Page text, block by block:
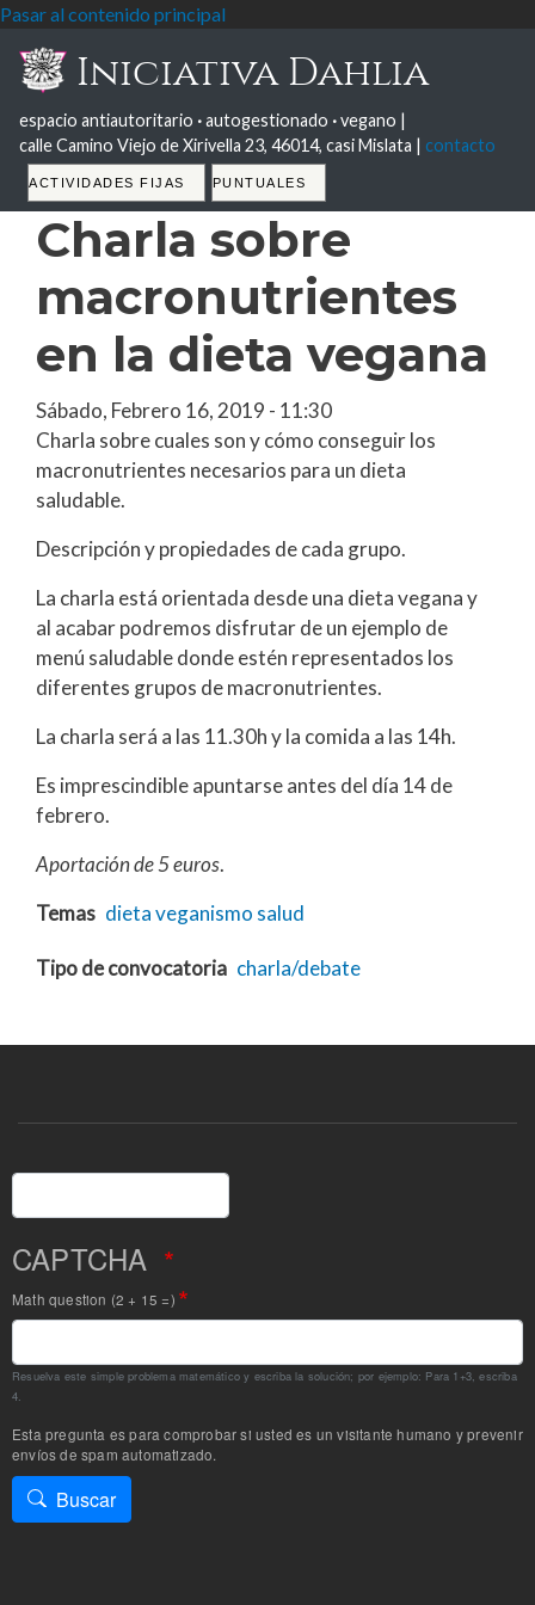
Pasar al contenido principal
Iniciativa Dahlia
espacio antiautoritario ·autogestionado ·vegano |
calle Camino Viejo de Xirivella 23, 46014, casi Mislata | contacto
Tabs
ACTIVIDADES FIJAS PUNTUALES
Charla sobre
macronutrientes
en la dieta vegana
Sábado, Febrero 16, 2019 - 11:30
Charla sobre cuales son y cómo conseguir los
macronutrientes necesarios para un dieta
saludable.
Descripción y propiedades de cada grupo.
La charla está orientada desde una dieta vegana y
al acabar podremos disfrutar de un ejemplo de
menú saludable donde estén representados los
diferentes grupos de macronutrientes.
La charla será a las 11.30h y la comida a las 14h.
Es imprescindible apuntarse antes del día 14 de
febrero.
Aportación de 5 euros.
Temas dietaveganismo salud
Tipo de convocatoria charla/debate
Buscar
CAPTCHA
Math question (2 + 15 =)
Resuelva este simple problema matemático y escriba la solución; por ejemplo: Para 1+3, escriba
4.
Esta pregunta es para comprobar si usted es un visitante humano y prevenir
envíos de spam automatizado.
Buscar